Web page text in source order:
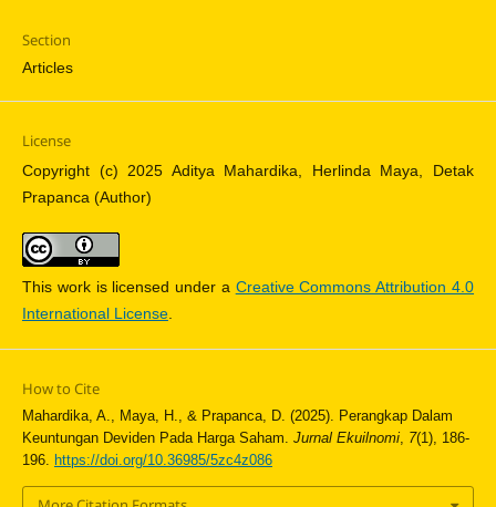
Section
Articles
License
Copyright (c) 2025 Aditya Mahardika, Herlinda Maya, Detak
Prapanca (Author)
This work is licensed under a Creative Commons Attribution 4.0
International License.
How to Cite
Mahardika, A., Maya, H., & Prapanca, D. (2025). Perangkap Dalam
Keuntungan Deviden Pada Harga Saham. Jurnal Ekuilnomi, 7(1), 186-
196. https://doi.org/10.36985/5zc4z086